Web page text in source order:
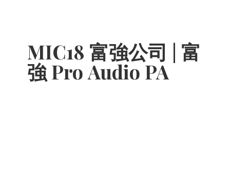
MIC18 富強公司 | 富
強 Pro Audio PA